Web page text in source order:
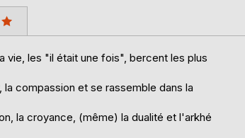
vie, les "il était une fois", bercent les plus
compassion et se rassemble dans la
la croyance, (même) la dualité et l'arkhé